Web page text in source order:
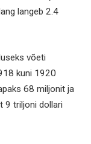
langeb 2.4
võeti
kuni 1920
68 miljonit ja
9 triljoni dollari